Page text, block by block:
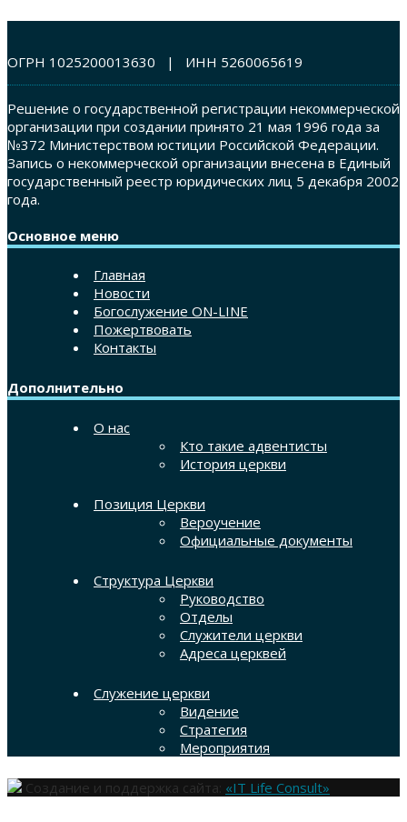
ОГРН 1025200013630 | ИНН 5260065619
Решение о государственной регистрации некоммерческой
организации при создании принято 21 мая 1996 года за
№372 Министерством юстиции Российской Федерации.
Запись о некоммерческой организации внесена в Единый
государственный реестр юридических лиц 5 декабря 2002
года.
Основное меню
Главная
Новости
Богослужение ON-LINE
Пожертвовать
Контакты
Дополнительно
О нас
Кто такие адвентисты
История церкви
Позиция Церкви
Вероучение
Официальные документы
Структура Церкви
Руководство
Отделы
Служители церкви
Адреса церквей
Служение церкви
Видение
Стратегия
Мероприятия
Создание и поддержка сайта: «IT Life Consult»